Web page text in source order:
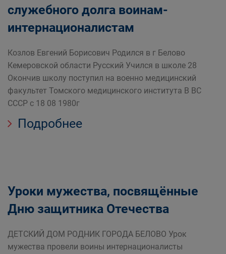
служебного долга воинам-
интернационалистам
Козлов Евгений Борисович Родился в г Белово
Кемеровской области Русский Учился в школе 28
Окончив школу поступил на военно медицинский
факультет Томского медицинского института В ВС
СССР с 18 08 1980г
Подробнее
Уроки мужества, посвящённые
Дню защитника Отечества
ДЕТСКИЙ ДОМ РОДНИК ГОРОДА БЕЛОВО Урок
мужества провели воины интернационалисты